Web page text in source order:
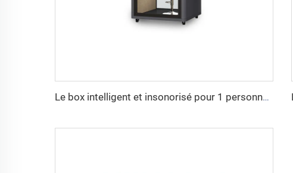
Le box intelligent et insonorisé pour 1 personne - série Cyspace Y PRO